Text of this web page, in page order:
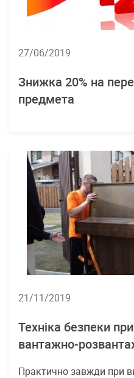
27/06/2019
Знижка 20% на
предмета
21/11/2019
Техніка безпеки
вантажно-
Практично завжди при